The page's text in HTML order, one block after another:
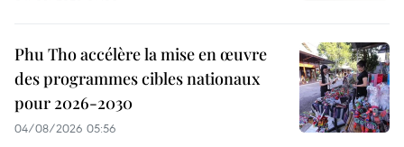
Phu Tho accélère la mise en œuvre
des programmes cibles nationaux
pour 2026-2030
04/08/2026 05:56